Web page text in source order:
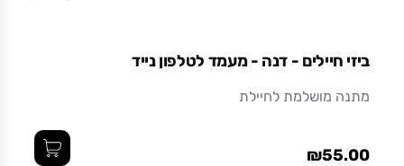
ביזי חיילים - דנה - מעמד לטלפון נייד
מתנה מושלמת לחיילת
₪55.00